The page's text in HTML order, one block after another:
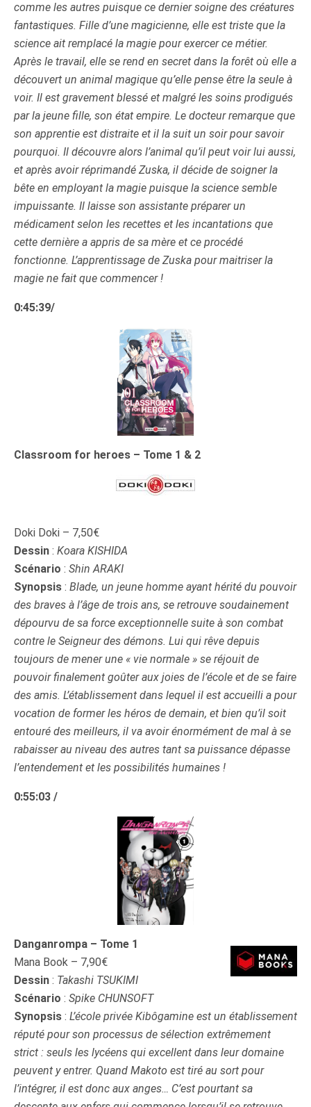
comme les autres puisque ce dernier soigne des créatures
fantastiques. Fille d’une magicienne, elle est triste que la
science ait remplacé la magie pour exercer ce métier.
Après le travail, elle se rend en secret dans la forêt où elle a
découvert un animal magique qu’elle pense être la seule à
voir. Il est gravement blessé et malgré les soins prodigués
par la jeune fille, son état empire. Le docteur remarque que
son apprentie est distraite et il la suit un soir pour savoir
pourquoi. Il découvre alors l’animal qu’il peut voir lui aussi,
et après avoir réprimandé Zuska, il décide de soigner la
bête en employant la magie puisque la science semble
impuissante. Il laisse son assistante préparer un
médicament selon les recettes et les incantations que
cette dernière a appris de sa mère et ce procédé
fonctionne. L’apprentissage de Zuska pour maitriser la
magie ne fait que commencer !
0:45:39/
Classroom for heroes – Tome 1 & 2
Doki Doki – 7,50€
Dessin : Koara KISHIDA
Scénario : Shin ARAKI
Synopsis : Blade, un jeune homme ayant hérité du pouvoir
des braves à l’âge de trois ans, se retrouve soudainement
dépourvu de sa force exceptionnelle suite à son combat
contre le Seigneur des démons. Lui qui rêve depuis
toujours de mener une « vie normale » se réjouit de
pouvoir finalement goûter aux joies de l’école et de se faire
des amis. L’établissement dans lequel il est accueilli a pour
vocation de former les héros de demain, et bien qu’il soit
entouré des meilleurs, il va avoir énormément de mal à se
rabaisser au niveau des autres tant sa puissance dépasse
l’entendement et les possibilités humaines !
0:55:03 /
Danganrompa – Tome 1
Mana Book – 7,90€
Dessin : Takashi TSUKIMI
Scénario : Spike CHUNSOFT
Synopsis : L’école privée Kibôgamine est un établissement
réputé pour son processus de sélection extrêmement
strict : seuls les lycéens qui excellent dans leur domaine
peuvent y entrer. Quand Makoto est tiré au sort pour
l’intégrer, il est donc aux anges… C’est pourtant sa